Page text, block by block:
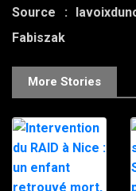
Source :
Fabiszak
More Stories